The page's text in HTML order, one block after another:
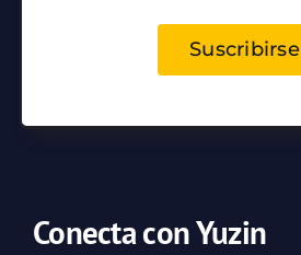
Suscribirse
Conecta con Yuzin